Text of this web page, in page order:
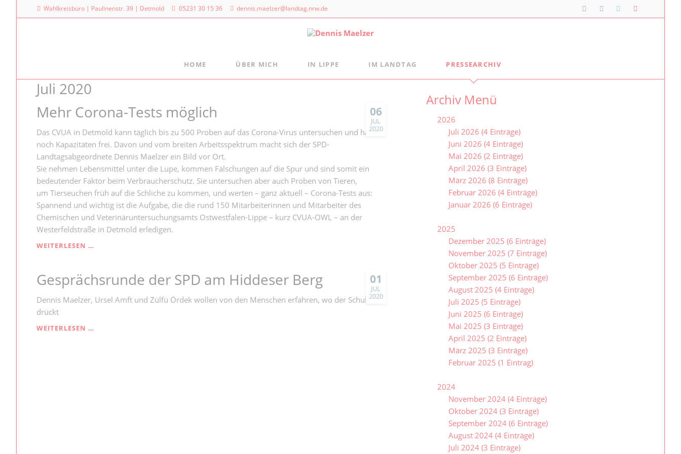
Wahlkreisbüro | Paulinenstr. 39 | Detmold 05231 30 15 36 dennis.maelzer@landtag.nrw.de
HOME ÜBER MICH IN LIPPE IM LANDTAG
Meine Arbeit
Meine Anfragen
Meine Reden im Plenum
Landtag NRW
Platz des Landtags 1
40221 Düsseldorf
0211 884 - 20 25
Fraktion vor Ort
digital:k
Alexander Baer
Besuche im Landtag
Jugendlandtag
PRESSEARCHIV
Juli 2020
06
JUL
2020
Mehr Corona-Tests möglich
Das CVUA in Detmold kann täglich bis zu 500 Proben auf das Corona-Virus untersuchen und hatte
noch Kapazitäten frei. Davon und vom breiten Arbeitsspektrum macht sich der SPD-
Landtagsabgeordnete Dennis Maelzer ein Bild vor Ort.
Sie nehmen Lebensmittel unter die Lupe, kommen Fälschungen auf die Spur und sind somit ein
bedeutender Faktor beim Verbraucherschutz. Sie untersuchen aber auch Proben von Tieren,
um Tierseuchen früh auf die Schliche zu kommen, und werten – ganz aktuell – Corona-Tests aus:
Spannend und wichtig ist die Aufgabe, die die rund 150 Mitarbeiterinnen und Mitarbeiter des
Chemischen und Veterinäruntersuchungsamts Ostwestfalen-Lippe – kurz CVUA-OWL – an der
Westerfeldstraße in Detmold erledigen.
WEITERLESEN …
MÖGLICH
01
JUL
2020
Gesprächsrunde der SPD am Hiddeser Berg
Dennis Maelzer, Ursel Amft und Zülfü Ördek wollen von den Menschen erfahren, wo der Schuh
drückt
WEITERLESEN …
Archiv Menü
2026
Juli 2026 (4 Einträge)
Juni 2026 (4 Einträge)
Mai 2026 (2 Einträge)
April 2026 (3 Einträge)
März 2026 (8 Einträge)
Februar 2026 (4 Einträge)
Januar 2026 (6 Einträge)
2025
Dezember 2025 (6 Einträge)
November 2025 (7 Einträge)
Oktober 2025 (5 Einträge)
September 2025 (6 Einträge)
August 2025 (4 Einträge)
Juli 2025 (5 Einträge)
Juni 2025 (6 Einträge)
Mai 2025 (3 Einträge)
April 2025 (2 Einträge)
März 2025 (3 Einträge)
Februar 2025 (1 Eintrag)
2024
November 2024 (4 Einträge)
Oktober 2024 (3 Einträge)
September 2024 (6 Einträge)
August 2024 (4 Einträge)
Juli 2024 (3 Einträge)